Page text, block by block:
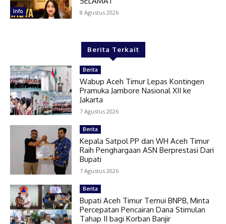
Info 8 Agustus 2026
Berita Terkait
Berita
Wabup Aceh Timur Lepas Kontingen
Pramuka Jambore Nasional XII ke
Jakarta
7 Agustus 2026
Berita
Kepala Satpol PP dan WH Aceh Timur
Raih Penghargaan ASN Berprestasi Dari
Bupati
7 Agustus 2026
Berita
Bupati Aceh Timur Temui BNPB, Minta
Percepatan Pencairan Dana Stimulan
Tahap II bagi Korban Banjir